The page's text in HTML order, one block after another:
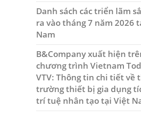
Danh sách các triển lãm
ra vào tháng 7 năm 2026
Nam
B&Company xuất hiện
chương trình Vietnam
VTV: Thông tin chi tiết về
trường thiết bị gia dụng
trí tuệ nhân tạo tại Việt